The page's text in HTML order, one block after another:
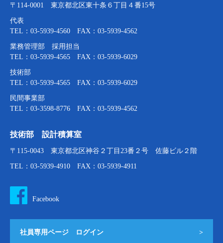
〒114-0001 東京都北区東十条６丁目４番15号
代表
TEL：03-5939-4560 FAX：03-5939-4562
業務管理部 採用担当
TEL：03-5939-4565 FAX：03-5939-6029
技術部
TEL：03-5939-4565 FAX：03-5939-6029
民間事業部
TEL：03-3598-8776 FAX：03-5939-4562
技術部 設計積算室
〒115-0043 東京都北区神谷２丁目23番２号 佐藤ビル２階
TEL：03-5939-4910 FAX：03-5939-4911
Facebook
社員専用ページ ログイン >